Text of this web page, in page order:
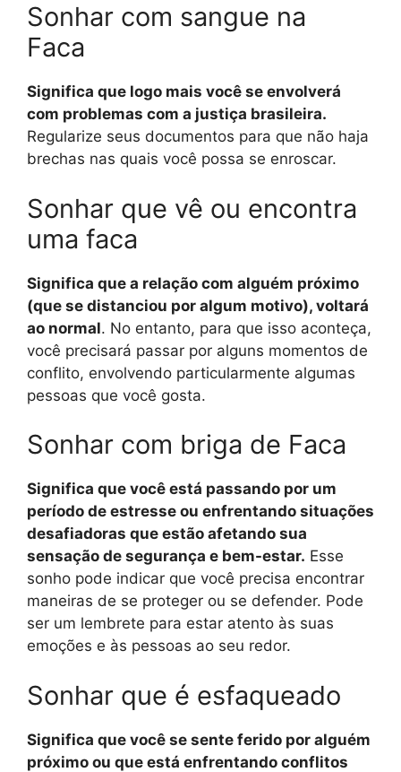
Sonhar com sangue na
Faca
Significa que logo mais você se envolverá
com problemas com a justiça brasileira.
Regularize seus documentos para que não haja
brechas nas quais você possa se enroscar.
Sonhar que vê ou encontra
uma faca
Significa que a relação com alguém próximo
(que se distanciou por algum motivo), voltará
ao normal. No entanto, para que isso aconteça,
você precisará passar por alguns momentos de
conflito, envolvendo particularmente algumas
pessoas que você gosta.
Sonhar com briga de Faca
Significa que você está passando por um
período de estresse ou enfrentando situações
desafiadoras que estão afetando sua
sensação de segurança e bem-estar. Esse
sonho pode indicar que você precisa encontrar
maneiras de se proteger ou se defender. Pode
ser um lembrete para estar atento às suas
emoções e às pessoas ao seu redor.
Sonhar que é esfaqueado
Significa que você se sente ferido por alguém
próximo ou que está enfrentando conflitos